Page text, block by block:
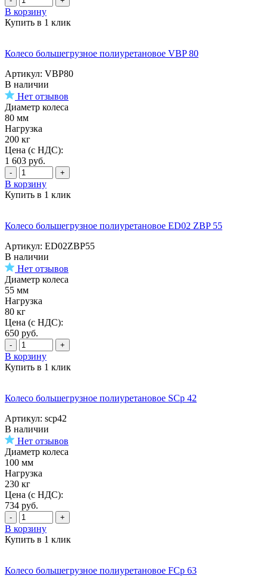
В корзину
Купить в 1 клик
Колесо большегрузное полиуретановое VBP 80
Артикул: VBP80
В наличии
Нет отзывов
Диаметр колеса
80 мм
Нагрузка
200 кг
Цена (с НДС):
1 603 руб.
- +
В корзину
Купить в 1 клик
Колесо большегрузное полиуретановое ED02 ZBP 55
Артикул: ED02ZBP55
В наличии
Нет отзывов
Диаметр колеса
55 мм
Нагрузка
80 кг
Цена (с НДС):
650 руб.
- +
В корзину
Купить в 1 клик
Колесо большегрузное полиуретановое SCp 42
Артикул: scp42
В наличии
Нет отзывов
Диаметр колеса
100 мм
Нагрузка
230 кг
Цена (с НДС):
734 руб.
- +
В корзину
Купить в 1 клик
Колесо большегрузное полиуретановое FCp 63